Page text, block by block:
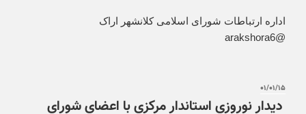
اداره ارتباطات شورای اسلامی کلانشهر اراک
@arakshora6
۰۱/۰۱/۱۵
دیدار نوروزی استاندار مرکزی با اعضای شورای